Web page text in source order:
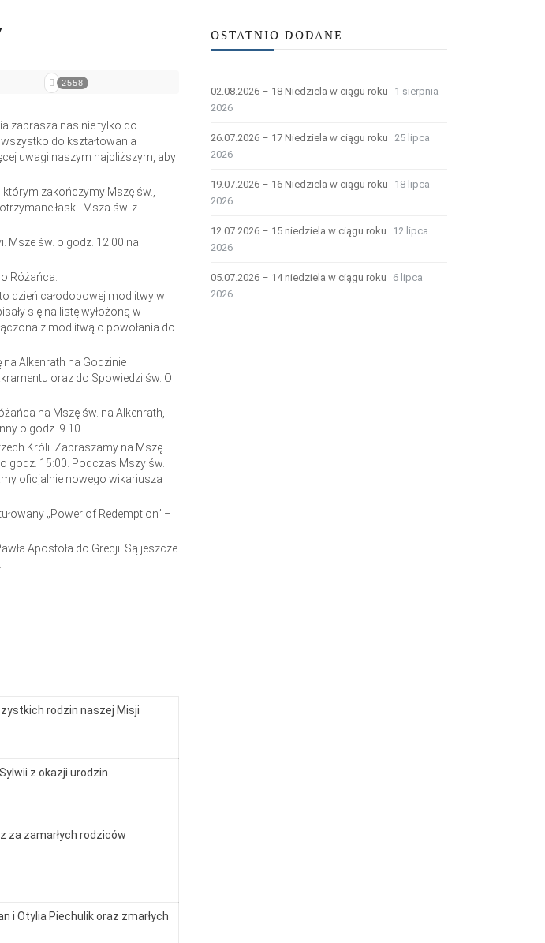
2558
zaprasza nas nie tylko do
do kształtowania
uwagi naszym najbliższym, aby
zakończymy Mszę św.,
łaski. Msza św. z
Msze św. o godz. 12:00 na
Różańca.
dzień całodobowej modlitwy w
się na listę wyłożoną w
z modlitwą o powołania do
Alkenrath na Godzinie
oraz do Spowiedzi św. O
na Mszę św. na Alkenrath,
o godz. 9.10.
Króli. Zapraszamy na Mszę
godz. 15:00. Podczas Mszy św.
oficjalnie nowego wikariusza
„Power of Redemption” –
Apostoła do Grecji. Są jeszcze
rodzin naszej Misji
z okazji urodzin
za zamarłych rodziców
i Otylia Piechulik oraz zmarłych
OSTATNIO DODANE
02.08.2026 – 18 Niedziela w ciągu roku
1 sierpnia
2026
26.07.2026 – 17 Niedziela w ciągu roku
25 lipca
2026
19.07.2026 – 16 Niedziela w ciągu roku
18 lipca
2026
12.07.2026 – 15 niedziela w ciągu roku
12 lipca
2026
05.07.2026 – 14 niedziela w ciągu roku
6 lipca
2026